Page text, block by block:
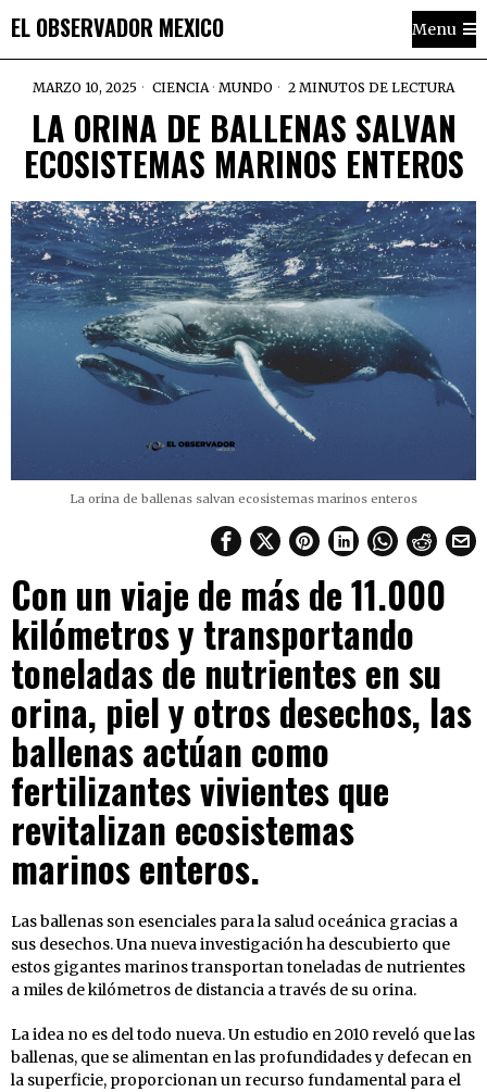
EL OBSERVADOR MEXICO Menu
MARZO 10, 2025 CIENCIA · MUNDO 2 MINUTOS DE LECTURA
LA ORINA DE BALLENAS SALVAN
ECOSISTEMAS MARINOS ENTEROS
La orina de ballenas salvan ecosistemas marinos enteros
Con un viaje de más de 11.000
kilómetros y transportando
toneladas de nutrientes en su
orina, piel y otros desechos, las
ballenas actúan como
fertilizantes vivientes que
revitalizan ecosistemas
marinos enteros.
Las ballenas son esenciales para la salud oceánica gracias a
sus desechos. Una nueva investigación ha descubierto que
estos gigantes marinos transportan toneladas de nutrientes
a miles de kilómetros de distancia a través de su orina.
La idea no es del todo nueva. Un estudio en 2010 reveló que las
ballenas, que se alimentan en las profundidades y defecan en
la superficie, proporcionan un recurso fundamental para el